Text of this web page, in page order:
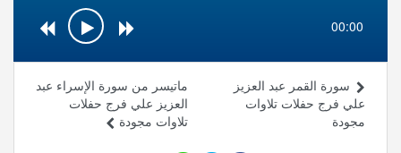
00:00
ماتيسر من سورة الإسراء عبد
العزيز علي فرج حفلات
تلاوات مجودة
سورة القمر عبد العزيز
علي فرج حفلات تلاوات
مجودة